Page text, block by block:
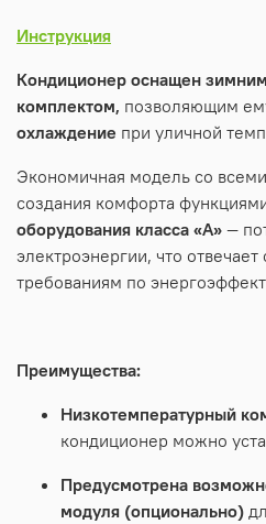
Инструкция
Кондиционер оснащен зимним
комплектом, позволяющим
охлаждение при уличной
Экономичная модель со
создания комфорта
оборудования класса «А» —
электроэнергии, что
требованиям по
Преимущества:
Низкотемпературный
кондиционер можно
Предусмотрена
модуля (опционально)